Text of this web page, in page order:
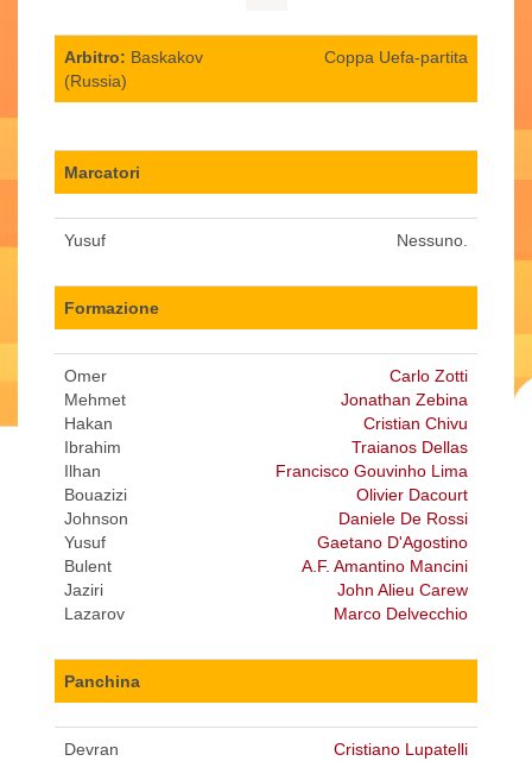
Arbitro: Baskakov
(Russia)
Coppa Uefa-partita
Marcatori
Yusuf Nessuno.
Formazione
Omer
Mehmet
Hakan
Ibrahim
Ilhan
Bouazizi
Johnson
Yusuf
Bulent
Jaziri
Lazarov
Carlo Zotti
Jonathan Zebina
Cristian Chivu
Traianos Dellas
Francisco Gouvinho Lima
Olivier Dacourt
Daniele De Rossi
Gaetano D'Agostino
A.F. Amantino Mancini
John Alieu Carew
Marco Delvecchio
Panchina
Devran
Cristiano Lupatelli